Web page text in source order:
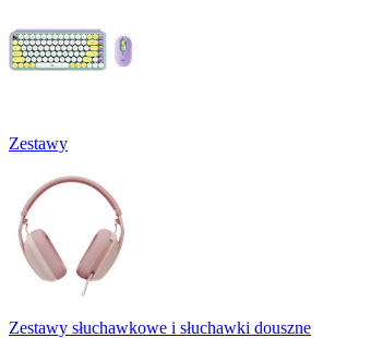
Zestawy
Zestawy słuchawkowe i słuchawki douszne